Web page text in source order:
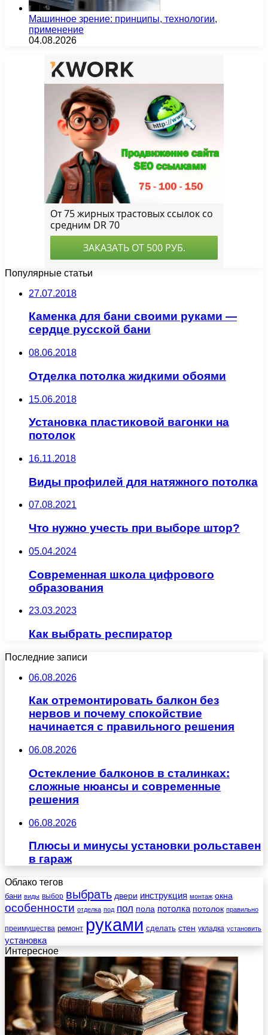
Машинное зрение: принципы, технологии,
применение
04.08.2026
Популярные статьи
27.07.2018
Каменка для бани своими руками —
сердце русской бани
08.06.2018
Отделка потолка жидкими обоями
15.06.2018
Установка пластиковой вагонки на
потолок
16.11.2018
Виды профилей для натяжного потолка
07.08.2021
Что нужно учесть при выборе штор?
05.04.2024
Современная школа цифрового
образования
23.03.2023
Как выбрать респиратор
Последние записи
06.08.2026
Как отремонтировать балкон без
нервов и почему спокойствие
начинается с правильного решения
06.08.2026
Остекление балконов в сталинках:
сложные нюансы и современные
решения
06.08.2026
Плюсы и минусы установки рольставен
в гараж
Облако тегов
бани виды выбор выбрать двери инструкция монтаж окна
особенности отделка под пол пола потолка потолок правильно
преимущества ремонт руками сделать стен укладка установить
установка
Интересное